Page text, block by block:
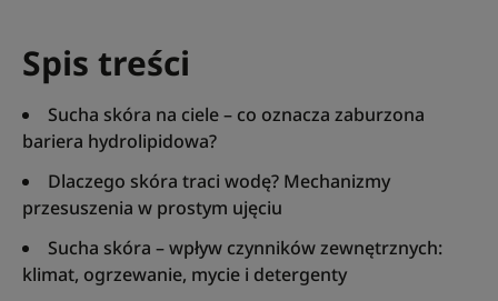
Spis treści
Sucha skóra na ciele – co oznacza zaburzona
bariera hydrolipidowa?
Dlaczego skóra traci wodę? Mechanizmy
przesuszenia w prostym ujęciu
Sucha skóra – wpływ czynników zewnętrznych:
klimat, ogrzewanie, mycie i detergenty